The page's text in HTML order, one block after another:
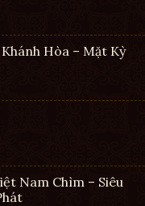
Hòa – Mặt Kỳ
Nam Chìm – Siêu